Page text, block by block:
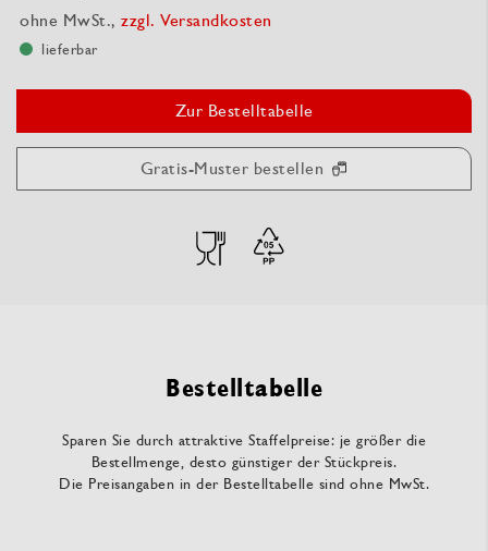
ohne MwSt., zzgl. Versandkosten
lieferbar
Zur Bestelltabelle
Gratis-Muster bestellen
Bestelltabelle
Sparen Sie durch attraktive Staffelpreise: je größer die
Bestellmenge, desto günstiger der Stückpreis.
Die Preisangaben in der Bestelltabelle sind ohne MwSt.